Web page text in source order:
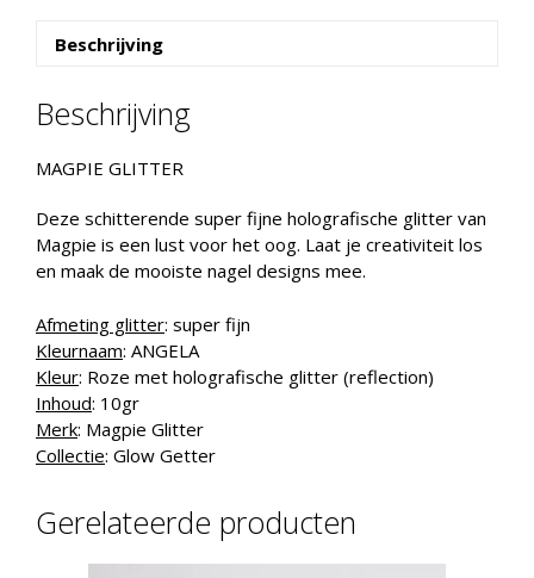
Beschrijving
Beschrijving
MAGPIE GLITTER
Deze schitterende super fijne holografische glitter van
Magpie is een lust voor het oog. Laat je creativiteit los
en maak de mooiste nagel designs mee.
Afmeting glitter: super fijn
Kleurnaam: ANGELA
Kleur: Roze met holografische glitter (reflection)
Inhoud: 10gr
Merk: Magpie Glitter
Collectie: Glow Getter
Gerelateerde producten